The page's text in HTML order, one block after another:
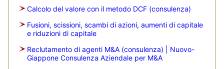
Calcolo del valore con il metodo DCF (consulenza)
Fusioni, scissioni, scambi di azioni, aumenti di capitale
e riduzioni di capitale
Reclutamento di agenti M&A (consulenza) | Nuovo-
Giappone Consulenza Aziendale per M&A